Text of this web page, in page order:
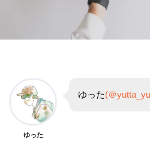
ゆった
ゆった(＠